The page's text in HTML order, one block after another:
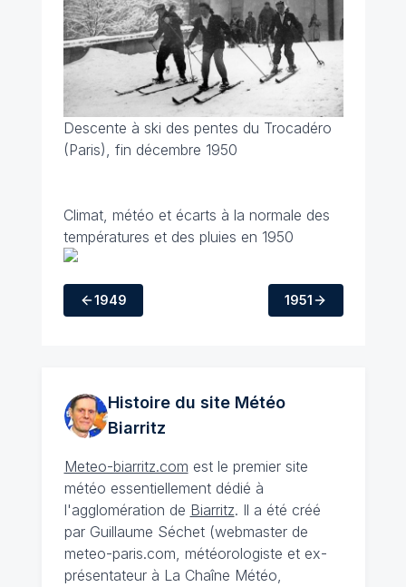
Descente à ski des pentes du Trocadéro
(Paris), fin décembre 1950
Climat, météo et écarts à la normale des
températures et des pluies en 1950
1949 1951
Histoire du site Météo
Biarritz
Meteo-biarritz.com est le premier site
météo essentiellement dédié à
l'agglomération de Biarritz. Il a été créé
par Guillaume Séchet (webmaster de
meteo-paris.com, météorologiste et ex-
présentateur à La Chaîne Météo,